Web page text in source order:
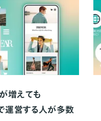
増えても
運営する人が多数